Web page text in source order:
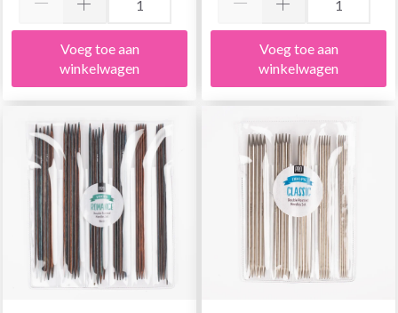
Voeg toe aan
winkelwagen
Voeg toe aan
winkelwagen